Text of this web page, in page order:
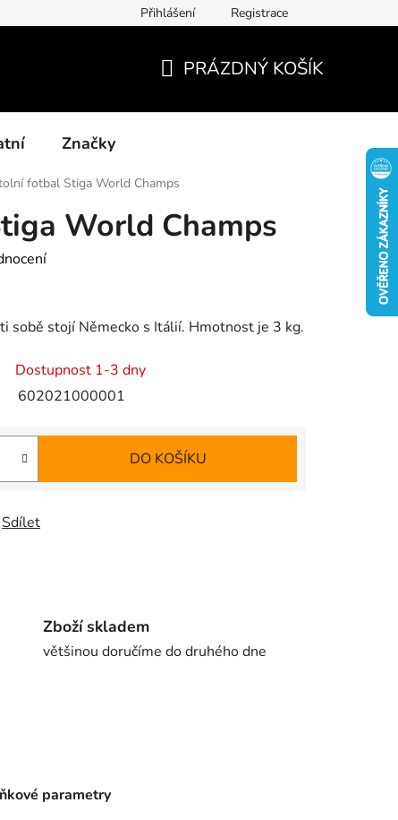
Blog-rady, tipy, recenze
Přihlášení Registrace
PRÁZDNÝ KOŠÍK
Značky
fotbal Stiga World Champs
World Champs
sobě stojí Německo s Itálií. Hmotnost je 3 kg.
Dostupnost 1-3 dny
602021000001
DO KOŠÍKU
Sdílet
Zboží skladem
většinou doručíme do druhého dne
parametry